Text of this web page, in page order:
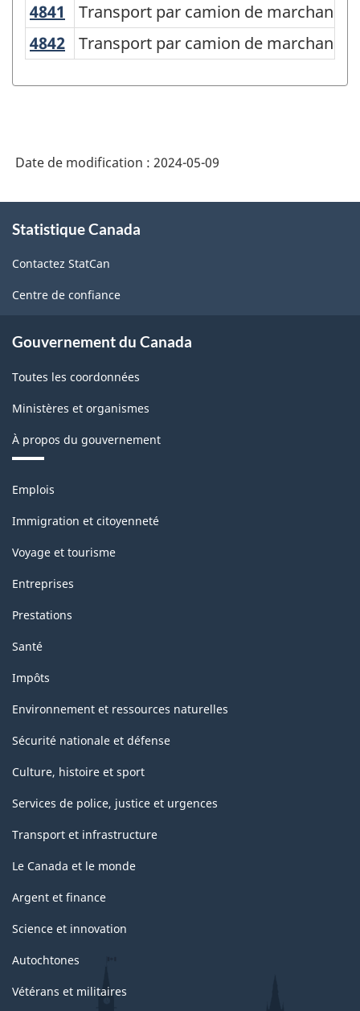
Variante
du
industries
de
l'Amérique
du
(SCIAN)
2022
1.0
pour
le
secteur
de
l'énergie
-
Structure
la
classification
4841
Transport par camion de
Transport par camion de
4842 Transport par camion de
Transport par camion de
Date de modification : 2024-05-09
propos
ce
site
Statistique Canada
Contactez StatCan
Centre de confiance
Gouvernement du Canada
Toutes les coordonnées
Ministères et organismes
À propos du gouvernement
Thèmes
sujets
Emplois
Immigration et citoyenneté
Voyage et tourisme
Entreprises
Prestations
Santé
Impôts
Environnement et ressources naturelles
Sécurité nationale et défense
Culture, histoire et sport
Services de police, justice et urgences
Transport et infrastructure
Le Canada et le monde
Argent et finance
Science et innovation
Autochtones
Vétérans et militaires